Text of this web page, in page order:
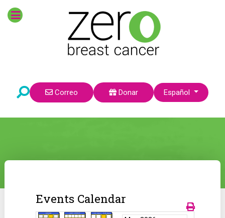
Correo Donar Seleccione su idioma
Español
Events Calendar